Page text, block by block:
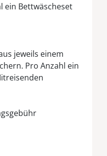
ein Bettwäscheset
jeweils einem
Pro Anzahl ein